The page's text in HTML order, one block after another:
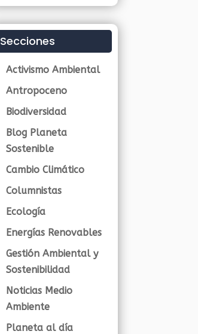
Secciones
Activismo Ambiental
Antropoceno
Biodiversidad
Blog Planeta
Sostenible
Cambio Climático
Columnistas
Ecología
Energías Renovables
Gestión Ambiental y
Sostenibilidad
Noticias Medio
Ambiente
Planeta al día